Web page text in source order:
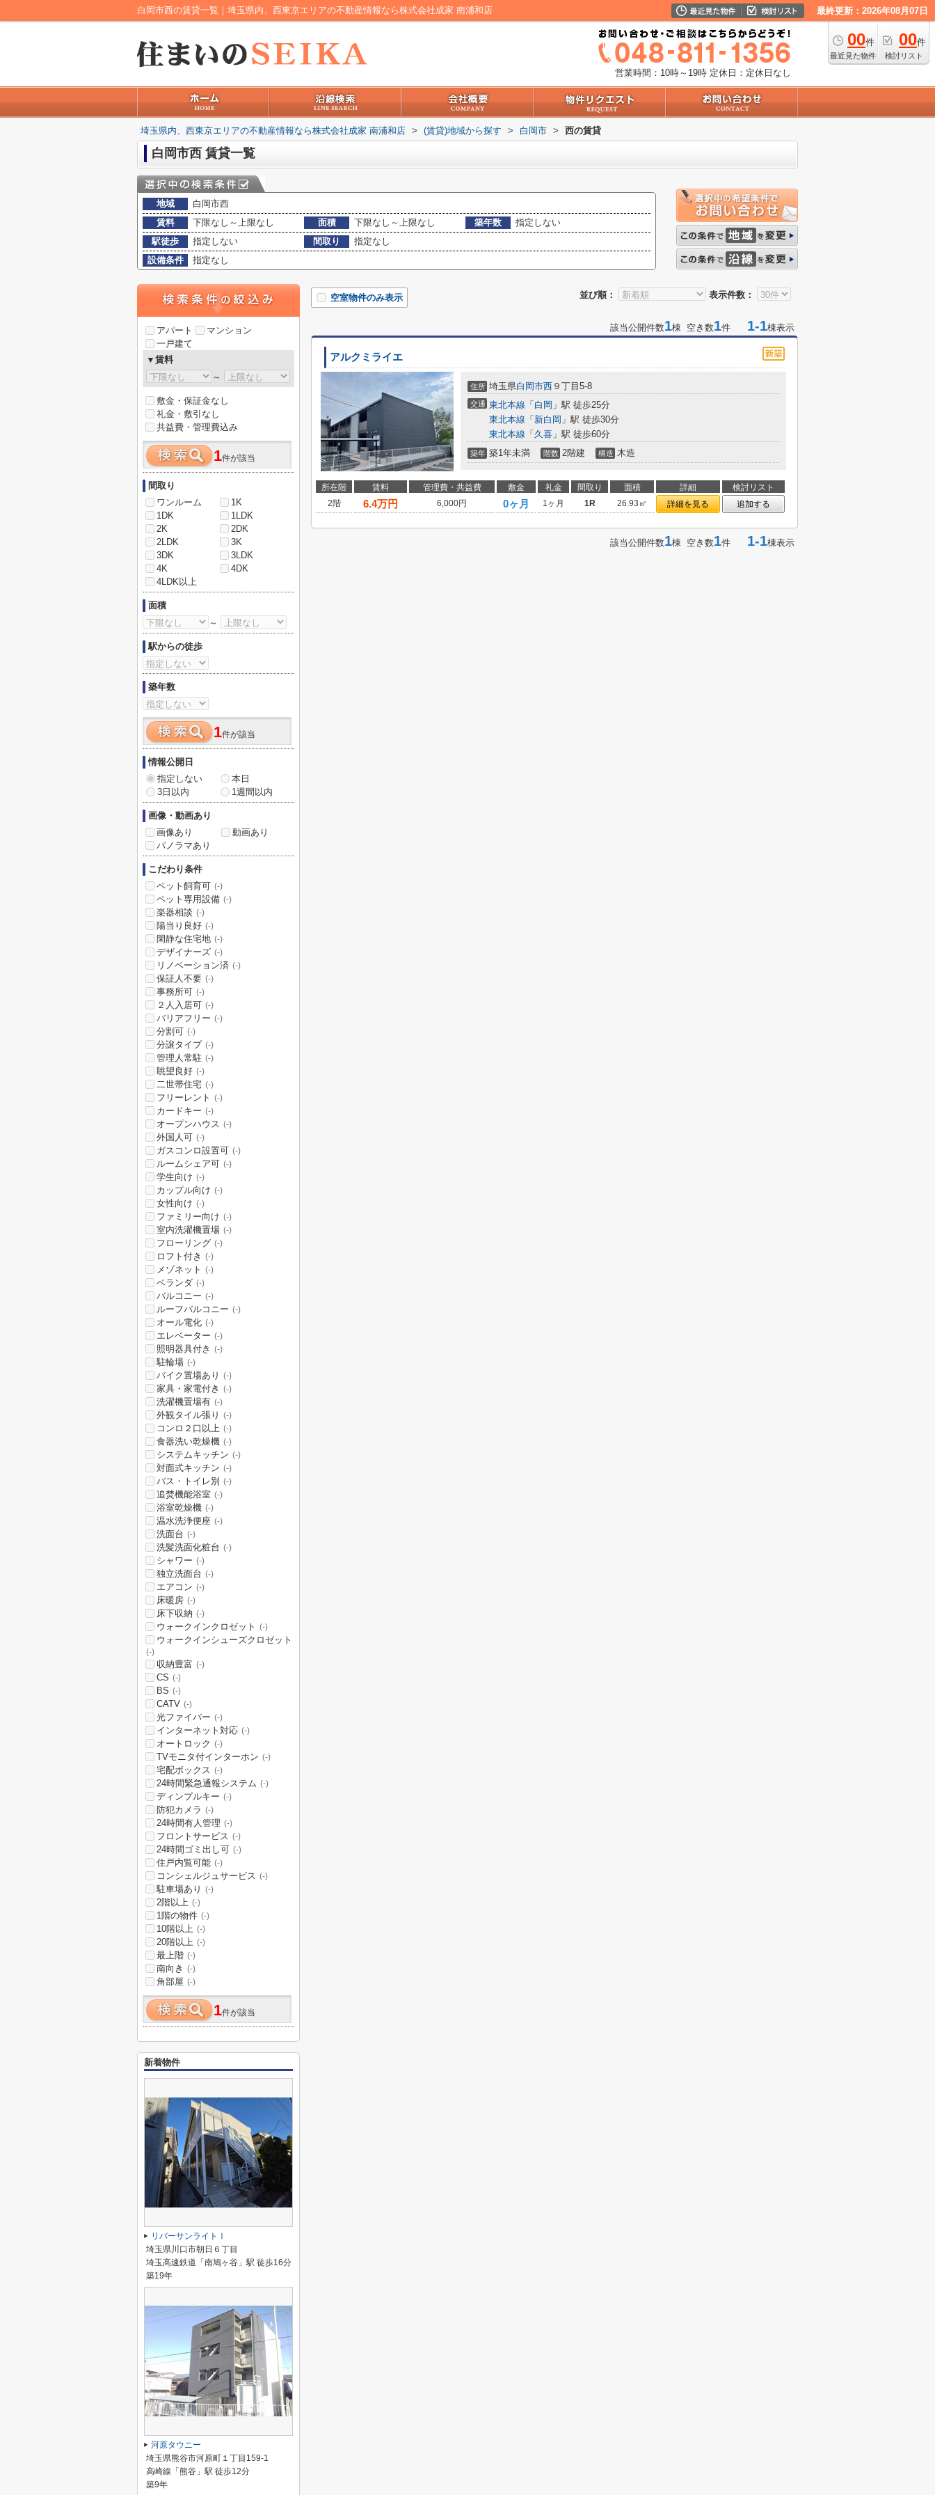
白岡市西の賃貸一覧｜埼玉県内、西東京エリアの不動産情報なら株式会社成家 南浦和店 最終更新：2026年08月07日
00件
最近見た物件
00件
検討リスト
営業時間：10時～19時 定休日：定休日なし
埼玉県内、西東京エリアの不動産情報なら株式会社成家 南浦和店 > (賃貸)地域から探す > 白岡市 > 西の賃貸
白岡市西 賃貸一覧
地域
白岡市西
賃料
下限なし～上限なし 面積 下限なし～上限なし 築年数
指定しない
駅徒歩
指定しない 間取り
指定なし
設備条件
指定なし
並び順： 表示件数：
空室物件のみ表示
該当公開件数1棟 空き数1件 1-1棟表示
アルクミライエ
住所 埼玉県白岡市西 ９丁目5-8
交通 東北本線 「 白岡 」駅 徒歩25分
東北本線 「 新白岡 」駅 徒歩30分
東北本線 「 久喜 」駅 徒歩60分
築年 築1年未満 階数 2階建 構造 木造
所在階 賃料 管理費・共益費 敷金 礼金 間取り 面積 詳細
検討リスト
2階
6.4万円 6,000円 0ヶ月 1ヶ月 1R 26.93㎡ 詳細を見る 追加する
該当公開件数1棟 空き数1件 1-1棟表示
アパート
マンション
一戸建て
▼賃料
～
敷金・保証金なし
礼金・敷引なし
共益費・管理費込み
1件が該当
間取り
ワンルーム
1K
1DK
1LDK
2K
2DK
2LDK
3K
3DK
3LDK
4K
4DK
4LDK以上
面積
～
駅からの徒歩
築年数
1件が該当
情報公開日
指定しない
本日
3日以内
1週間以内
画像・動画あり
画像あり
動画あり
パノラマあり
こだわり条件
ペット飼育可 (-)
ペット専用設備 (-)
楽器相談 (-)
陽当り良好 (-)
閑静な住宅地 (-)
デザイナーズ (-)
リノベーション済 (-)
保証人不要 (-)
事務所可 (-)
２人入居可 (-)
バリアフリー (-)
分割可 (-)
分譲タイプ (-)
管理人常駐 (-)
眺望良好 (-)
二世帯住宅 (-)
フリーレント (-)
カードキー (-)
オープンハウス (-)
外国人可 (-)
ガスコンロ設置可 (-)
ルームシェア可 (-)
学生向け (-)
カップル向け (-)
女性向け (-)
ファミリー向け (-)
室内洗濯機置場 (-)
フローリング (-)
ロフト付き (-)
メゾネット (-)
ベランダ (-)
バルコニー (-)
ルーフバルコニー (-)
オール電化 (-)
エレベーター (-)
照明器具付き (-)
駐輪場 (-)
バイク置場あり (-)
家具・家電付き (-)
洗濯機置場有 (-)
外観タイル張り (-)
コンロ２口以上 (-)
食器洗い乾燥機 (-)
システムキッチン (-)
対面式キッチン (-)
バス・トイレ別 (-)
追焚機能浴室 (-)
浴室乾燥機 (-)
温水洗浄便座 (-)
洗面台 (-)
洗髪洗面化粧台 (-)
シャワー (-)
独立洗面台 (-)
エアコン (-)
床暖房 (-)
床下収納 (-)
ウォークインクロゼット (-)
ウォークインシューズクロゼット
(-)
収納豊富 (-)
CS (-)
BS (-)
CATV (-)
光ファイバー (-)
インターネット対応 (-)
オートロック (-)
TVモニタ付インターホン (-)
宅配ボックス (-)
24時間緊急通報システム (-)
ディンプルキー (-)
防犯カメラ (-)
24時間有人管理 (-)
フロントサービス (-)
24時間ゴミ出し可 (-)
住戸内覧可能 (-)
コンシェルジュサービス (-)
駐車場あり (-)
2階以上 (-)
1階の物件 (-)
10階以上 (-)
20階以上 (-)
最上階 (-)
南向き (-)
角部屋 (-)
1件が該当
新着物件
リバーサンライトⅠ
埼玉県川口市朝日６丁目
埼玉高速鉄道「南鳩ヶ谷」駅 徒歩16分
築19年
河原タウニー
埼玉県熊谷市河原町１丁目159-1
高崎線「熊谷」駅 徒歩12分
築9年